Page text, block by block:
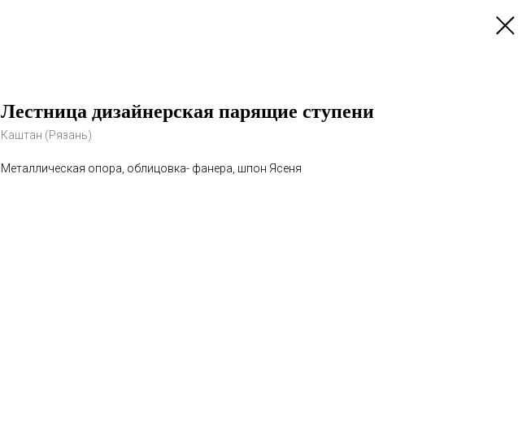
Лестница дизайнерская парящие ступени
Каштан (Рязань)
Металлическая опора, облицовка- фанера, шпон Ясеня